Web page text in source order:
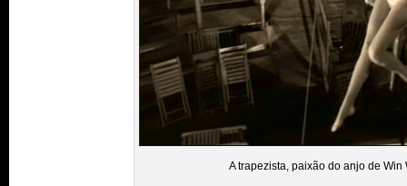
A trapezista, paixão do anjo de Win